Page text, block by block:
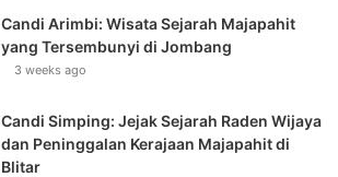
Candi Arimbi: Wisata Sejarah Majapahit
yang Tersembunyi di Jombang
3 weeks ago
Candi Simping: Jejak Sejarah Raden Wijaya
dan Peninggalan Kerajaan Majapahit di
Blitar